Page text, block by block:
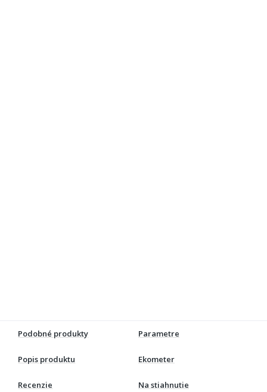
Podobné produkty Parametre
Popis produktu Ekometer
Recenzie Na stiahnutie